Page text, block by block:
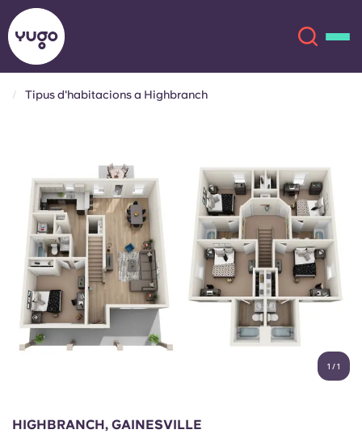
Més
Compte Llengua
English (US)
Chinese Español
Català Deutsch
Italian French
Portuguese
Tipus d'habitacions a Highbranch
1 /1
HIGHBRANCH, GAINESVILLE